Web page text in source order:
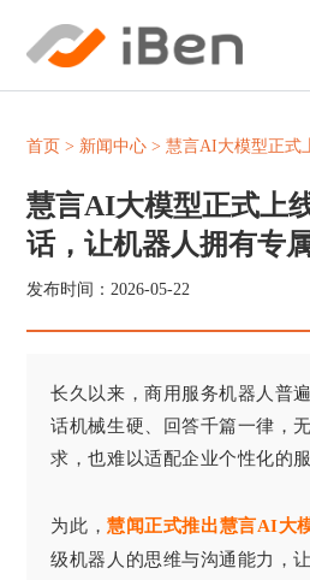
首页 > 新闻中心 >慧言AI大模型正式上线！告
慧言AI大模型正式上
话，让机器人拥有专
发布时间：2026-05-22
长久以来，商用服务机器人普
话机械生硬、回答千篇一律，
求，也难以适配企业个性化的服
为此 ，慧闻正式推出慧言AI大
级机器人的思维与沟通能力，